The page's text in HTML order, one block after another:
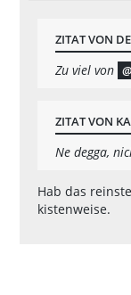
ZITAT VON
Zu viel von
ZITAT VON
Ne degga,
Hab das
kistenweise.